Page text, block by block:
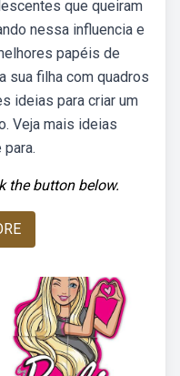
que queiram
nessa influencia e
papéis de
sua filha com quadros
ideias para criar um
Veja mais ideias
the button below.